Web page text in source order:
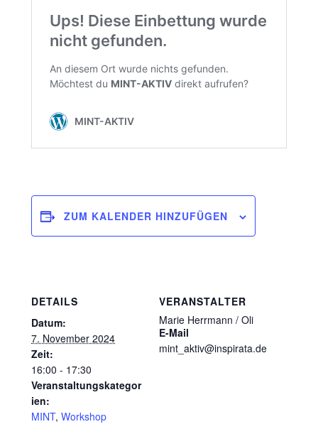
ZUM KALENDER HINZUFÜGEN
DETAILS
Datum:
7. November 2024
Zeit:
16:00 - 17:30
Veranstaltungskategor
ien:
MINT, Workshop
VERANSTALTER
Marie Herrmann / Oli
E-Mail
mint_aktiv@inspirata.de